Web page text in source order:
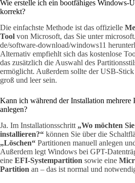
Wie erstelle ich ein bootfähiges Windows-
korrekt?
Die einfachste Methode ist das offizielle
Tool von Microsoft, das Sie unter
de/software-download/windows11
Alternativ empfiehlt sich das kostenlose
das zusätzlich die Auswahl des
ermöglicht. Außerdem sollte der USB-Stick
groß und leer sein.
Kann ich während der Installation mehrere
anlegen?
Ja. Im Installationsschritt „Wo möchten
installieren?“ können Sie über die
„Löschen“ Partitionen manuell anlegen
Außerdem legt Windows bei GPT-
eine EFI-Systempartition sowie eine
Partition an – das ist normal und